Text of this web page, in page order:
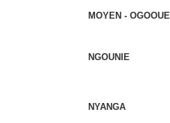
MOYEN - OGOOUE
NGOUNIE
NYANGA